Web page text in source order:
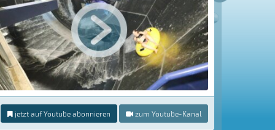
jetzt auf Youtube abonnieren zum Youtube-Kanal